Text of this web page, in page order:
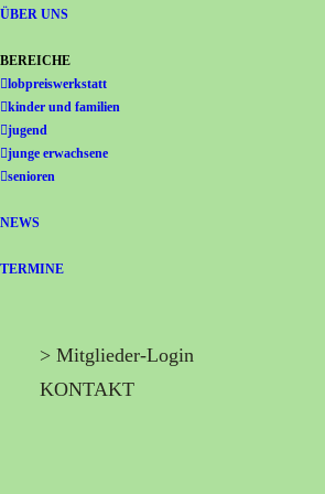
Gemeinschaft Immanuel
ÜBER UNS
BEREICHE
lobpreiswerkstatt
kinder und familien
jugend
junge erwachsene
senioren
NEWS
TERMINE
> Mitglieder-Login
KONTAKT